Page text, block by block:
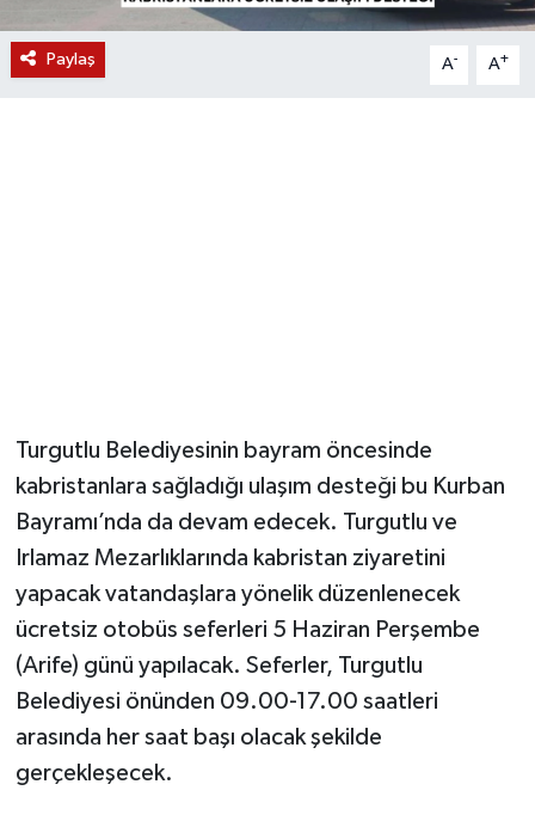
Paylaş A- A+
Turgutlu Belediyesinin bayram öncesinde
kabristanlara sağladığı ulaşım desteği bu Kurban
Bayramı’nda da devam edecek. Turgutlu ve
Irlamaz Mezarlıklarında kabristan ziyaretini
yapacak vatandaşlara yönelik düzenlenecek
ücretsiz otobüs seferleri 5 Haziran Perşembe
(Arife) günü yapılacak. Seferler, Turgutlu
Belediyesi önünden 09.00-17.00 saatleri
arasında her saat başı olacak şekilde
gerçekleşecek.
KÖPRÜBAŞI
SOMA
SOMA
TURGUTLU
YAZARLAR
MANİSA'NIN YÖRESEL LEZZETLERİ